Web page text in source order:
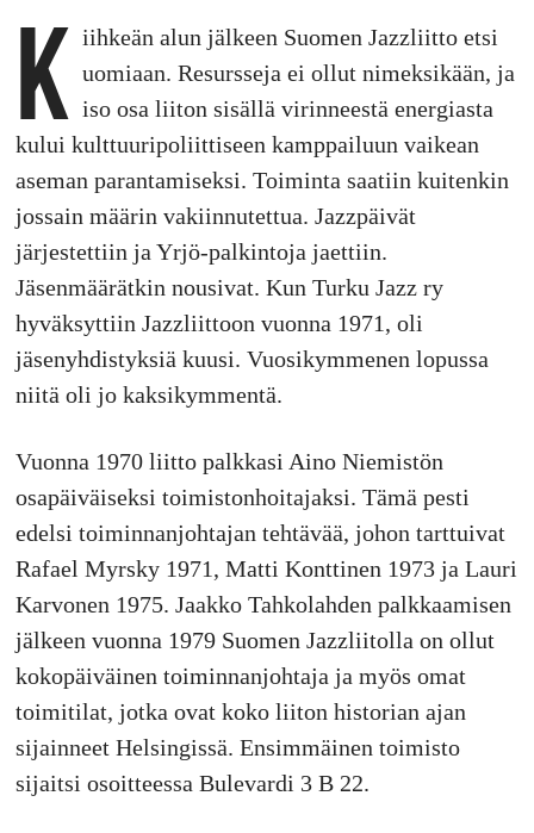
K iihkeän alun jälkeen Suomen Jazzliitto etsi
uomiaan. Resursseja ei ollut nimeksikään, ja
iso osa liiton sisällä virinneestä energiasta
kului kulttuuripoliittiseen kamppailuun vaikean
aseman parantamiseksi. Toiminta saatiin kuitenkin
jossain määrin vakiinnutettua. Jazzpäivät
järjestettiin ja Yrjö-palkintoja jaettiin.
Jäsenmäärätkin nousivat. Kun Turku Jazz ry
hyväksyttiin Jazzliittoon vuonna 1971, oli
jäsenyhdistyksiä kuusi. Vuosikymmenen lopussa
niitä oli jo kaksikymmentä.
Vuonna 1970 liitto palkkasi Aino Niemistön
osapäiväiseksi toimistonhoitajaksi. Tämä pesti
edelsi toiminnanjohtajan tehtävää, johon tarttuivat
Rafael Myrsky 1971, Matti Konttinen 1973 ja Lauri
Karvonen 1975. Jaakko Tahkolahden palkkaamisen
jälkeen vuonna 1979 Suomen Jazzliitolla on ollut
kokopäiväinen toiminnanjohtaja ja myös omat
toimitilat, jotka ovat koko liiton historian ajan
sijainneet Helsingissä. Ensimmäinen toimisto
sijaitsi osoitteessa Bulevardi 3 B 22.